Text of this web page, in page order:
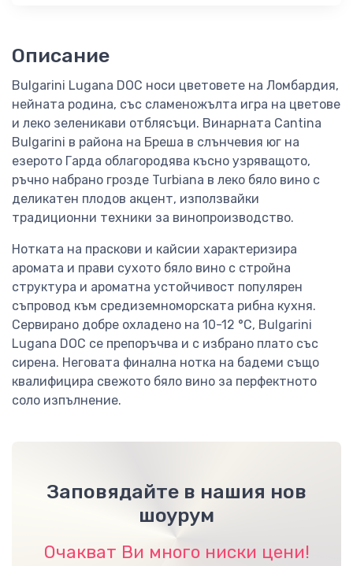
Описание
Bulgarini Lugana DOC носи цветовете на Ломбардия,
нейната родина, със сламеножълта игра на цветове
и леко зеленикави отблясъци. Винарната Cantina
Bulgarini в района на Бреша в слънчевия юг на
езерото Гарда облагородява късно узряващото,
ръчно набрано грозде Turbiana в леко бяло вино с
деликатен плодов акцент, използвайки
традиционни техники за винопроизводство.
Нотката на праскови и кайсии характеризира
аромата и прави сухото бяло вино с стройна
структура и ароматна устойчивост популярен
съпровод към средиземноморската рибна кухня.
Сервирано добре охладено на 10-12 °C, Bulgarini
Lugana DOC се препоръчва и с избрано плато със
сирена. Неговата финална нотка на бадеми също
квалифицира свежото бяло вино за перфектното
соло изпълнение.
Заповядайте в нашия нов
шоурум
Очакват Ви много ниски цени!